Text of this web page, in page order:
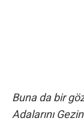
Buna da bir
Adalarını Gezin